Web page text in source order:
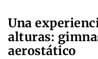
Una
alturas:
aerostático